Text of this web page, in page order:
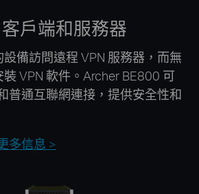
戶端和服務器
備訪問遠程 VPN 服務器，而無
VPN 軟件。Archer BE800 可
普通互聯網連接，提供安全性和
多信息 >